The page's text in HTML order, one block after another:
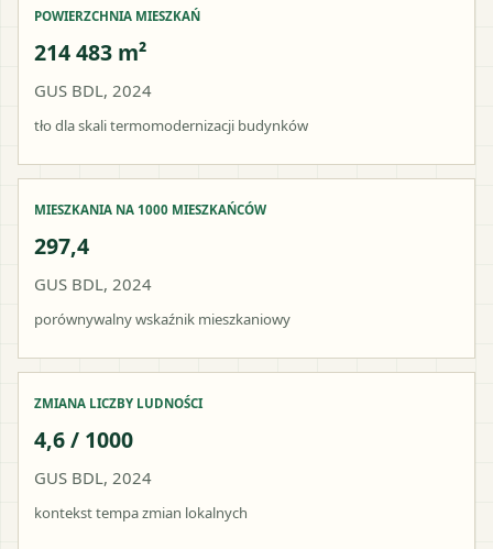
POWIERZCHNIA MIESZKAŃ
214 483 m²
GUS BDL, 2024
tło dla skali termomodernizacji budynków
MIESZKANIA NA 1000 MIESZKAŃCÓW
297,4
GUS BDL, 2024
porównywalny wskaźnik mieszkaniowy
ZMIANA LICZBY LUDNOŚCI
4,6 / 1000
GUS BDL, 2024
kontekst tempa zmian lokalnych